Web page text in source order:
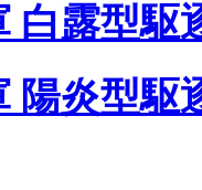
白露型駆
陽炎型駆